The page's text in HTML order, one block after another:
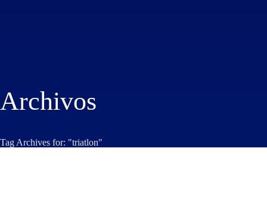
Archivos
Tag Archives for: "triatlon"